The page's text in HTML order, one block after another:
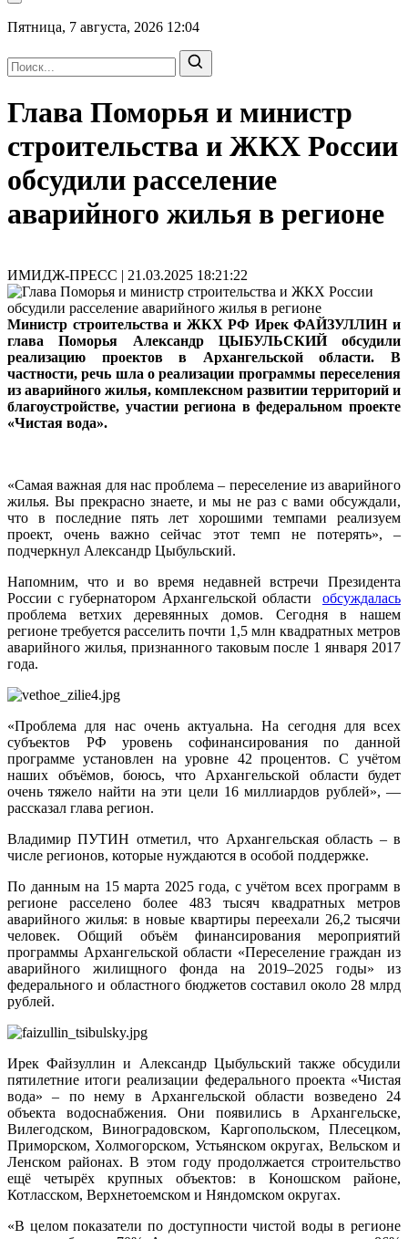
Пятница, 7 августа, 2026 12:04
Глава Поморья и министр
строительства и ЖКХ России
обсудили расселение
аварийного жилья в регионе
ИМИДЖ-ПРЕСС | 21.03.2025 18:21:22
Министр строительства и ЖКХ РФ Ирек ФАЙЗУЛЛИН и
глава Поморья Александр ЦЫБУЛЬСКИЙ обсудили
реализацию проектов в Архангельской области. В
частности, речь шла о реализации программы переселения
из аварийного жилья, комплексном развитии территорий и
благоустройстве, участии региона в федеральном проекте
«Чистая вода».
«Самая важная для нас проблема – переселение из аварийного
жилья. Вы прекрасно знаете, и мы не раз с вами обсуждали,
что в последние пять лет хорошими темпами реализуем
проект, очень важно сейчас этот темп не потерять», –
подчеркнул Александр Цыбульский.
Напомним, что и во время недавней встречи Президента
России с губернатором Архангельской области обсуждалась
проблема ветхих деревянных домов. Сегодня в нашем
регионе требуется расселить почти 1,5 млн квадратных метров
аварийного жилья, признанного таковым после 1 января 2017
года.
«Проблема для нас очень актуальна. На сегодня для всех
субъектов РФ уровень софинансирования по данной
программе установлен на уровне 42 процентов. С учётом
наших объёмов, боюсь, что Архангельской области будет
очень тяжело найти на эти цели 16 миллиардов рублей», —
рассказал глава регион.
Владимир ПУТИН отметил, что Архангельская область – в
числе регионов, которые нуждаются в особой поддержке.
По данным на 15 марта 2025 года, с учётом всех программ в
регионе расселено более 483 тысяч квадратных метров
аварийного жилья: в новые квартиры переехали 26,2 тысячи
человек. Общий объём финансирования мероприятий
программы Архангельской области «Переселение граждан из
аварийного жилищного фонда на 2019–2025 годы» из
федерального и областного бюджетов составил около 28 млрд
рублей.
Ирек Файзуллин и Александр Цыбульский также обсудили
пятилетние итоги реализации федерального проекта «Чистая
вода» – по нему в Архангельской области возведено 24
объекта водоснабжения. Они появились в Архангельске,
Вилегодском, Виноградовском, Каргопольском, Плесецком,
Приморском, Холмогорском, Устьянском округах, Вельском и
Ленском районах. В этом году продолжается строительство
ещё четырёх крупных объектов: в Коношском районе,
Котласском, Верхнетоемском и Няндомском округах.
«В целом показатели по доступности чистой воды в регионе